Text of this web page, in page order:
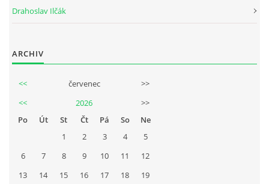
Drahoslav Ilčák
ARCHIV
<< červenec
>>
<<
2026
>>
Po
Út St Čt Pá So
Ne
1
2 3 4
5
6
7 8 9 10 11
12
13
14 15 16 17 18 19